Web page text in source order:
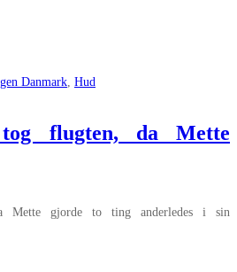
Danmark, Hud
tog flugten, da Mette
Mette gjorde to ting anderledes i sin